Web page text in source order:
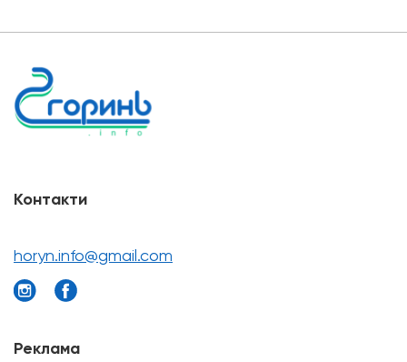
Контакти
horyn.info@gmail.com
Реклама